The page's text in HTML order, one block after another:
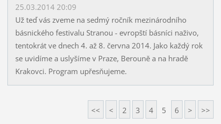
25.03.2014 20:09
Už teď vás zveme na sedmý ročník mezinárodního
básnického festivalu Stranou - evropští básníci naživo,
tentokrát ve dnech 4. až 8. června 2014. Jako každý rok
se uvidíme a uslyšíme v Praze, Berouně a na hradě
Krakovci. Program upřesňujeme.
<< < 2 3 4 5 6 > >>